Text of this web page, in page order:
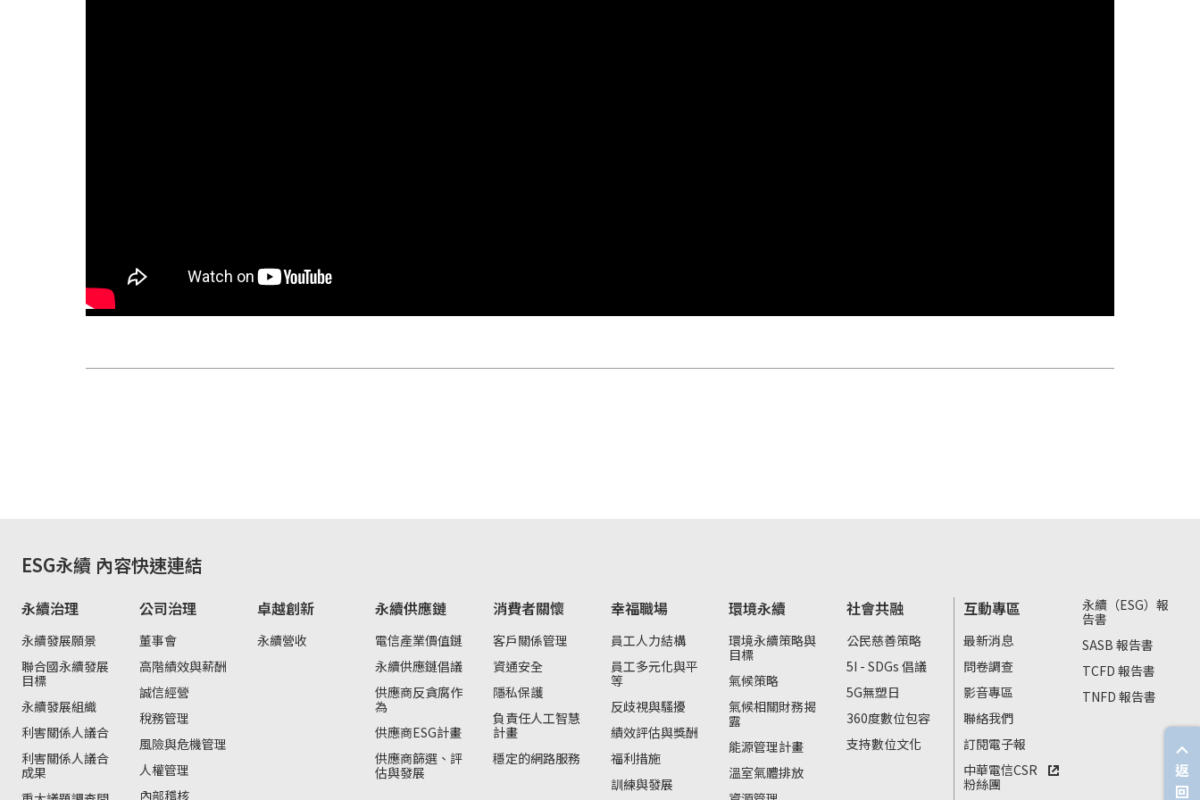
ESG永續 內容快速連結
永續治理
永續發展願景
聯合國永續發展
目標
永續發展組織
利害關係人議合
利害關係人議合
成果
公司治理
董事會
高階績效與薪酬
誠信經營
稅務管理
風險與危機管理
人權管理
內部稽核
卓越創新
永續營收
永續供應鏈
電信產業價值鏈
永續供應鏈倡議
供應商反貪腐作
為
供應商ESG計畫
供應商篩選、評
估與發展
消費者關懷
客戶關係管理
資通安全
隱私保護
負責任人工智慧
計畫
穩定的網路服務
幸福職場
員工人力結構
員工多元化與平
等
反歧視與騷擾
績效評估與獎酬
福利措施
訓練與發展
環境永續
環境永續策略與
目標
氣候策略
氣候相關財務揭
露
能源管理計畫
溫室氣體排放
社會共融
公民慈善策略
5I - SDGs 倡議
5G無塑日
360度數位包容
支持數位文化
互動專區
最新消息
問卷調查
影音專區
聯絡我們
訂閱電子報
中華電信CSR
粉絲團
永續（ESG）報
告書
SASB 報告書
TCFD 報告書
TNFD 報告書
返
回